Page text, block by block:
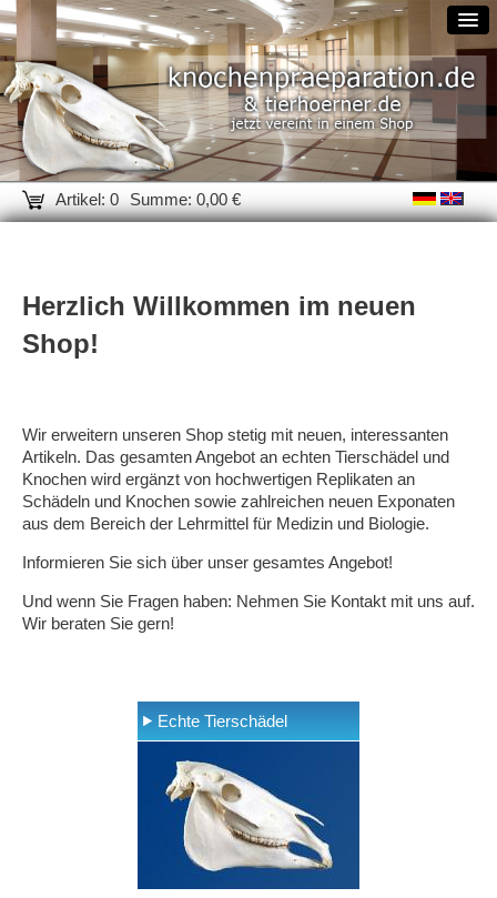
Artikel: 0 Summe: 0,00 €
Herzlich Willkommen im neuen
Shop!
Wir erweitern unseren Shop stetig mit neuen, interessanten
Artikeln. Das gesamten Angebot an echten Tierschädel und
Knochen wird ergänzt von hochwertigen Replikaten an
Schädeln und Knochen sowie zahlreichen neuen Exponaten
aus dem Bereich der Lehrmittel für Medizin und Biologie.
Informieren Sie sich über unser gesamtes Angebot!
Und wenn Sie Fragen haben: Nehmen Sie Kontakt mit uns auf.
Wir beraten Sie gern!
Echte Tierschädel